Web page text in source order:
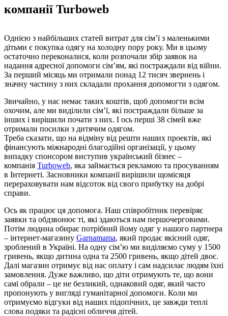
компанії Turboweb
Однією з найбільших статей витрат для сім’ї з маленькими
дітьми є покупка одягу на холодну пору року. Ми в цьому
остаточно переконалися, коли розпочали збір заявок на
надання адресної допомоги сім’ям, які постраждали від війни.
За перший місяць ми отримали понад 12 тисяч звернень і
значну частину з них складали прохання допомогти з одягом.
Звичайно, у нас немає таких коштів, щоб допомогти всім
охочим, але ми виділили сім’ї, які постраждали більше за
інших і вирішили почати з них. І ось перші 38 сімей вже
отримали посилки з дитячим одягом.
Треба сказати, що на відміну від решти наших проектів, які
фінансують міжнародні благодійні організації, у цьому
випадку спонсором виступив український бізнес –
компанія Turboweb, яка займається рекламою та просуванням
в Інтернеті. Засновники компанії вирішили щомісяця
перераховувати нам відсоток від свого прибутку на добрі
справи.
Ось як працює ця допомога. Наш співробітник перевіряє
заявки та обдзвонює ті, які здаються нам першочерговими.
Потім людина обирає потрібний йому одяг у нашого партнера
– інтернет-магазину Garnamama, який продає якісний одяг,
зроблений в Україні. На одну сім’ю ми виділяємо суму у 1500
гривень, якщо дитина одна та 2500 гривень, якщо дітей двоє.
Далі магазин отримує від нас оплату і сам надсилає людям їхні
замовлення. Дуже важливо, що діти отримують те, що вони
самі обрали – це не безликий, однаковий одяг, який часто
пропонують у вигляді гуманітарної допомоги. Коли ми
отримуємо відгуки від наших підопічних, це завжди теплі
слова подяки та радісні обличчя дітей.